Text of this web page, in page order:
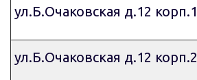
ул.Б.Очаковская д.12 корп.1
ул.Б.Очаковская д.12 корп.2